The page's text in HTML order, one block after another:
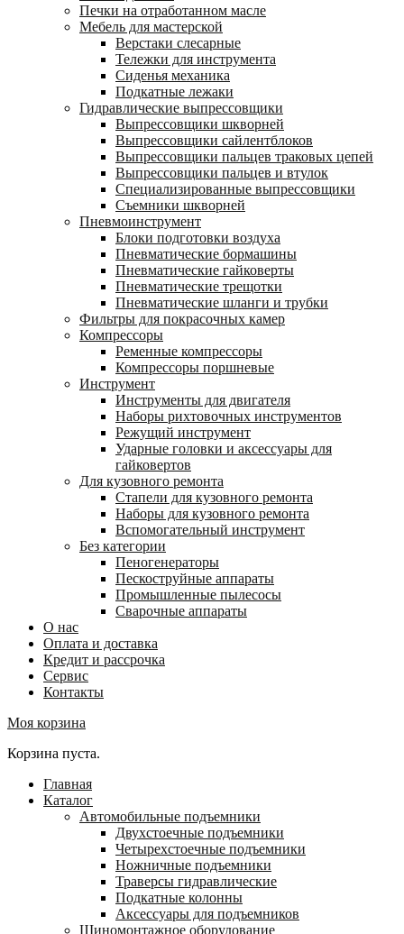
Печки на отработанном масле
Мебель для мастерской
Верстаки слесарные
Тележки для инструмента
Сиденья механика
Подкатные лежаки
Гидравлические выпрессовщики
Выпрессовщики шкворней
Выпрессовщики сайлентблоков
Выпрессовщики пальцев траковых цепей
Выпрессовщики пальцев и втулок
Специализированные выпрессовщики
Cъемники шкворней
Пневмоинструмент
Блоки подготовки воздуха
Пневматические бормашины
Пневматические гайковерты
Пневматические трещотки
Пневматические шланги и трубки
Фильтры для покрасочных камер
Компрессоры
Ременные компрессоры
Компрессоры поршневые
Инструмент
Инструменты для двигателя
Наборы рихтовочных инструментов
Режущий инструмент
Ударные головки и аксессуары для
гайковертов
Для кузовного ремонта
Стапели для кузовного ремонта
Наборы для кузовного ремонта
Вспомогательный инструмент
Без категории
Пеногенераторы
Пескоструйные аппараты
Промышленные пылесосы
Сварочные аппараты
О нас
Оплата и доставка
Кредит и рассрочка
Сервис
Контакты
Моя корзина
Корзина пуста.
Главная
Каталог
Автомобильные подъемники
Двухстоечные подъемники
Четырехстоечные подъемники
Ножничные подъемники
Траверсы гидравлические
Подкатные колонны
Аксессуары для подъемников
Шиномонтажное оборудование